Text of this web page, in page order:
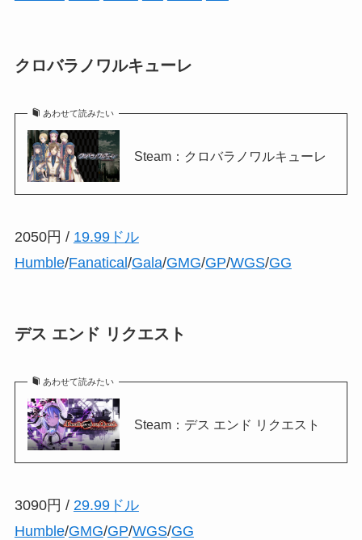
クロバラノワルキューレ
あわせて読みたい
Steam：クロバラノワルキューレ
2050円 / 19.99ドル
Humble/Fanatical/Gala/GMG/GP/WGS/GG
デス エンド リクエスト
あわせて読みたい
Steam：デス エンド リクエスト
3090円 / 29.99ドル
Humble/GMG/GP/WGS/GG